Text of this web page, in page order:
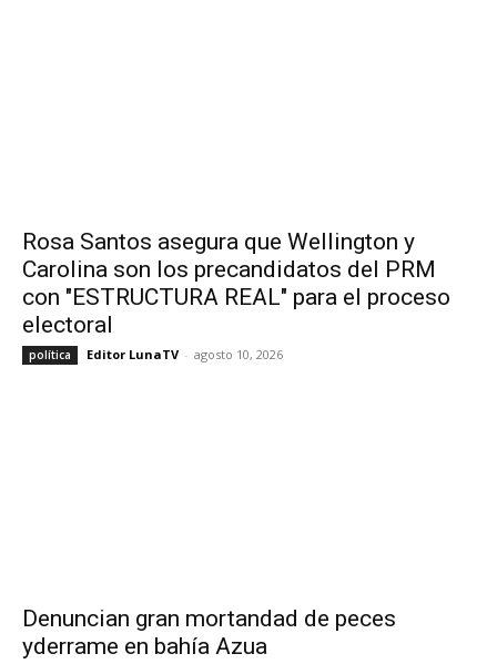
Rosa Santos asegura que Wellington y
Carolina son los precandidatos del PRM
con "ESTRUCTURA REAL" para el proceso
electoral
política Editor LunaTV - agosto 10, 2026
Denuncian gran mortandad de peces
yderrame en bahía Azua